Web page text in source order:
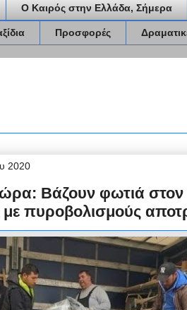
Ο Καιρός στην Ελλάδα, Σήμερα
Προσφορές
2020
Βάζουν φωτιά
πυροβολισμούς